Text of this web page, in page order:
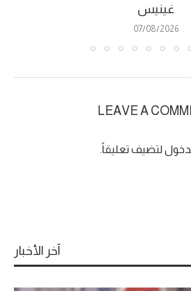
غينيس
07/08/2026
LEAVE A
لتضيف تعليقاً.
آخر الأخبار